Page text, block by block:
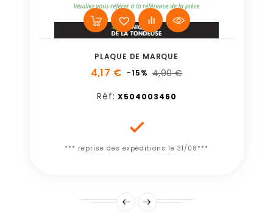
PLAQUE DE MARQUE
4,17 € -15% 4,90 €
Réf: X504003460

*** reprise des expéditions le 31/08***